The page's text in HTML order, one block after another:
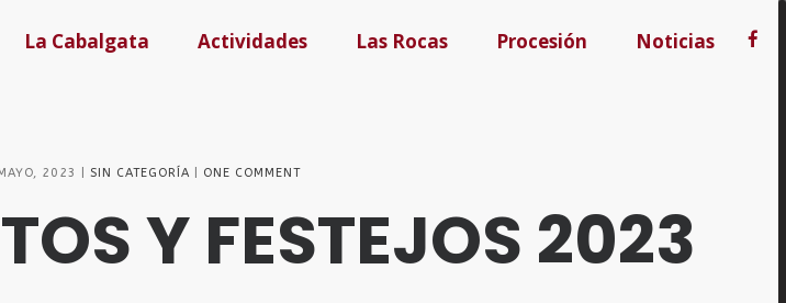
La Cabalgata Actividades Las Rocas Procesión Noticias
2023 SIN CATEGORÍA ONE COMMENT
Y FESTEJOS 2023